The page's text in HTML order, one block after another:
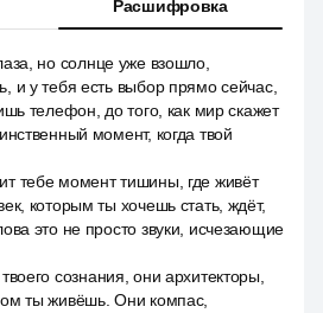
Расшифровка
но солнце уже взошло,
и у тебя есть выбор прямо сейчас,
телефон, до того, как мир скажет
момент, когда твой
тебе момент тишины, где живёт
которым ты хочешь стать, ждёт,
это не просто звуки, исчезающие
сознания, они архитекторы,
ты живёшь. Они компас,